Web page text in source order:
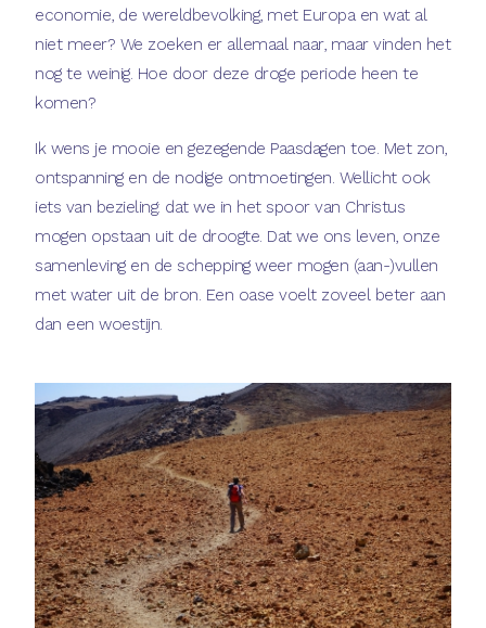
economie, de wereldbevolking, met Europa en wat al
niet meer? We zoeken er allemaal naar, maar vinden het
nog te weinig. Hoe door deze droge periode heen te
komen?
Ik wens je mooie en gezegende Paasdagen toe. Met zon,
ontspanning en de nodige ontmoetingen. Wellicht ook
iets van bezieling: dat we in het spoor van Christus
mogen opstaan uit de droogte. Dat we ons leven, onze
samenleving en de schepping weer mogen (aan-)vullen
met water uit de bron. Een oase voelt zoveel beter aan
dan een woestijn.